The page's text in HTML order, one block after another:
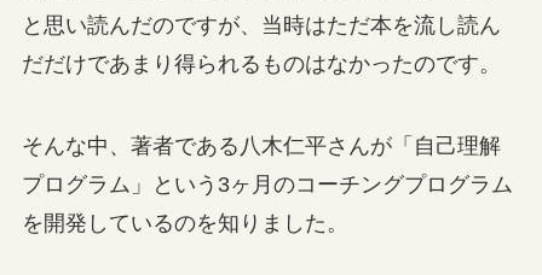
と思い読んだのですが、当時はただ本を流し読ん
だだけであまり得られるものはなかったのです。
そんな中、著者である八木仁平さんが「自己理解
プログラム」という3ヶ月のコーチングプログラム
を開発しているのを知りました。